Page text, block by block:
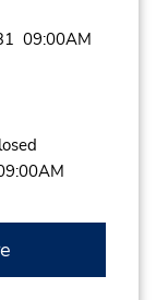
09:00AM